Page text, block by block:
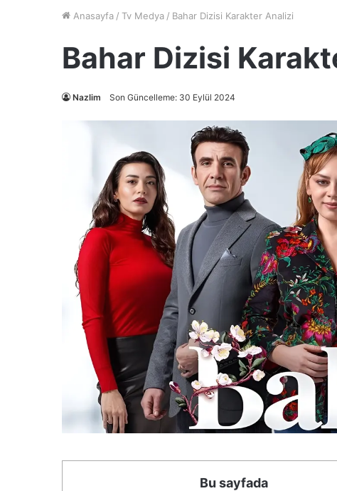
Anasayfa / Tv Medya / Bahar Dizisi Karakter Analizi
Bahar Dizisi
Nazlim Son Güncelleme: 30 Eylül 2024
Bu sayfada